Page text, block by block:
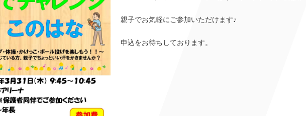
親子でお気軽にご参加いただけます♪
申込をお待ちしております。